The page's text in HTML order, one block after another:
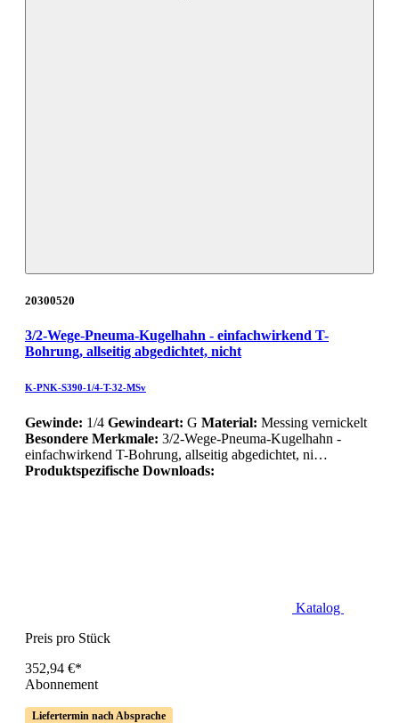
20300520
3/2-Wege-Pneuma-Kugelhahn - einfachwirkend T-
Bohrung, allseitig abgedichtet, nicht
K-PNK-S390-1/4-T-32-MSv
Gewinde: 1/4 Gewindeart: G Material: Messing vernickelt
Besondere Merkmale: 3/2-Wege-Pneuma-Kugelhahn -
einfachwirkend T-Bohrung, allseitig abgedichtet, ni…
Produktspezifische Downloads:
Katalog
Preis pro Stück
352,94 €*
Abonnement
Liefertermin nach Absprache